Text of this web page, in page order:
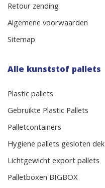
Retour zending
Algemene voorwaarden
Sitemap
Alle kunststof pallets
Plastic pallets
Gebruikte Plastic Pallets
Palletcontainers
Hygiene pallets gesloten dek
Lichtgewicht export pallets
Palletboxen BIGBOX